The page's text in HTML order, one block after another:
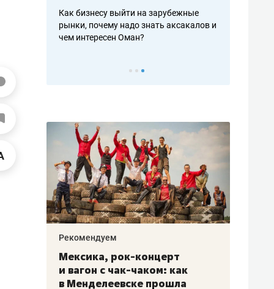
Как бизнесу выйти на зарубежные
рынки, почему надо знать аксакалов и
чем интересен Оман?
Рекомендуем
Мексика, рок-концерт
и вагон с чак-чаком: как
в Менделеевске прошла